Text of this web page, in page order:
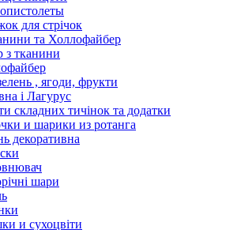
для стрічок
та Холлофайбер
з тканини
, ягоди, фрукти
і Лагурус
складних тичінок та додатки
и шарики из ротанга
декоративна
шари
и сухоцвіти